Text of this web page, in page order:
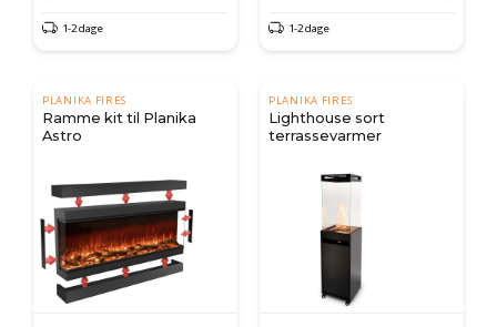
1-2 dage 1-2 dage
PLANIKA FIRES
Ramme kit til Planika
Astro
PLANIKA FIRES
Lighthouse sort
terrassevarmer